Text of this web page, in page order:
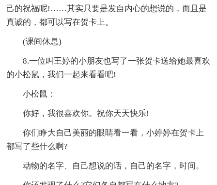
己的祝福呢!……其实只要是发自内心的想说的，而且是
真诚的，都可以写在贺卡上。
(课间休息)
8.一位叫王婷的小朋友也写了一张贺卡送给她最喜欢
的小松鼠，我们一起来看看吧!
小松鼠：
你好，我很喜欢你。祝你天天快乐!
你们睁大自己美丽的眼睛看一看，小婷婷在贺卡上
都写了些什么啊?
动物的名字、自己想说的话，自己的名字，时间。